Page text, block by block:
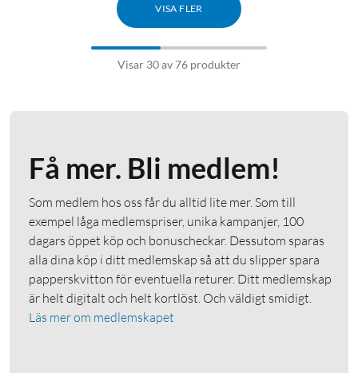
VISA FLER
Visar 30 av 76 produkter
Få mer. Bli medlem!
Som medlem hos oss får du alltid lite mer. Som till
exempel låga medlemspriser, unika kampanjer, 100
dagars öppet köp och bonuscheckar. Dessutom sparas
alla dina köp i ditt medlemskap så att du slipper spara
papperskvitton för eventuella returer. Ditt medlemskap
är helt digitalt och helt kortlöst. Och väldigt smidigt.
Läs mer om medlemskapet